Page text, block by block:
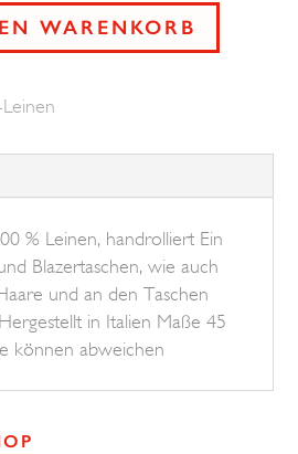
WARENKORB
% Leinen, handrolliert Ein
Blazertaschen, wie auch
und an den Taschen
in Italien Maße 45
können abweichen